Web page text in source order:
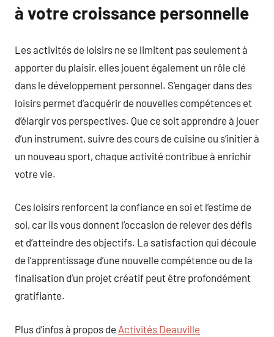
à votre croissance personnelle
Les activités de loisirs ne se limitent pas seulement à
apporter du plaisir, elles jouent également un rôle clé
dans le développement personnel. S’engager dans des
loisirs permet d’acquérir de nouvelles compétences et
d’élargir vos perspectives. Que ce soit apprendre à jouer
d’un instrument, suivre des cours de cuisine ou s’initier à
un nouveau sport, chaque activité contribue à enrichir
votre vie.
Ces loisirs renforcent la confiance en soi et l’estime de
soi, car ils vous donnent l’occasion de relever des défis
et d’atteindre des objectifs. La satisfaction qui découle
de l’apprentissage d’une nouvelle compétence ou de la
finalisation d’un projet créatif peut être profondément
gratifiante.
Plus d’infos à propos de Activités Deauville